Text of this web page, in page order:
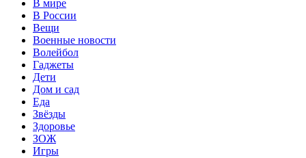
В мире
В России
Вещи
Военные новости
Волейбол
Гаджеты
Дети
Дом и сад
Еда
Звёзды
Здоровье
ЗОЖ
Игры